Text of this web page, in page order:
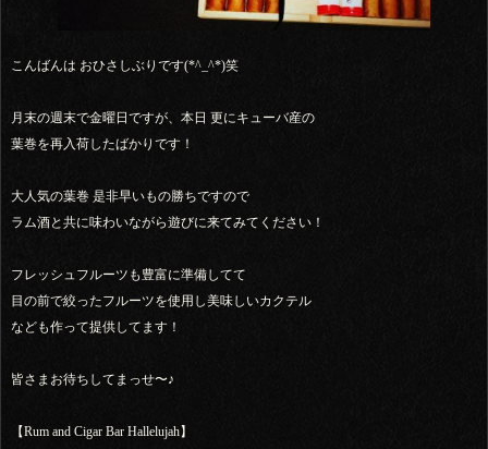
こんばんは おひさしぶりです(*^_^*)笑
月末の週末で金曜日ですが、本日 更にキューバ産の
葉巻を再入荷したばかりです！
大人気の葉巻 是非早いもの勝ちですので
ラム酒と共に味わいながら遊びに来てみてください！
フレッシュフルーツも豊富に準備してて
目の前で絞ったフルーツを使用し美味しいカクテル
なども作って提供してます！
皆さまお待ちしてまっせ〜♪
【Rum and Cigar Bar Hallelujah】